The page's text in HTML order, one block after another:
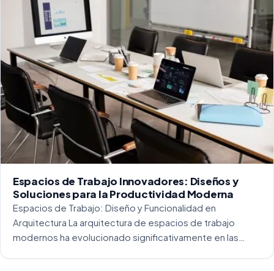
Espacios de Trabajo Innovadores: Diseños y
Soluciones para la Productividad Moderna
Espacios de Trabajo: Diseño y Funcionalidad en
Arquitectura La arquitectura de espacios de trabajo
modernos ha evolucionado significativamente en las